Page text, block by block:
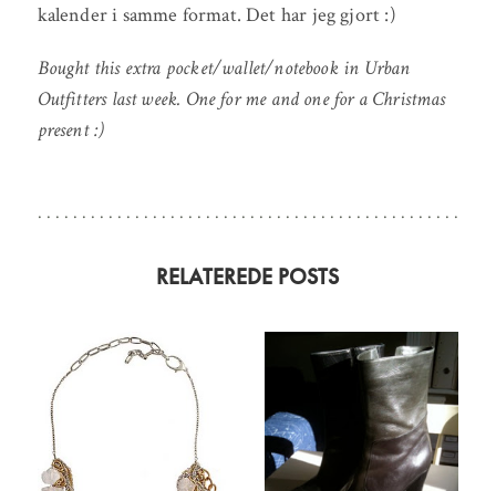
kalender i samme format. Det har jeg gjort :)
Bought this extra pocket/wallet/notebook in Urban
Outfitters last week. One for me and one for a Christmas
present :)
RELATEREDE POSTS